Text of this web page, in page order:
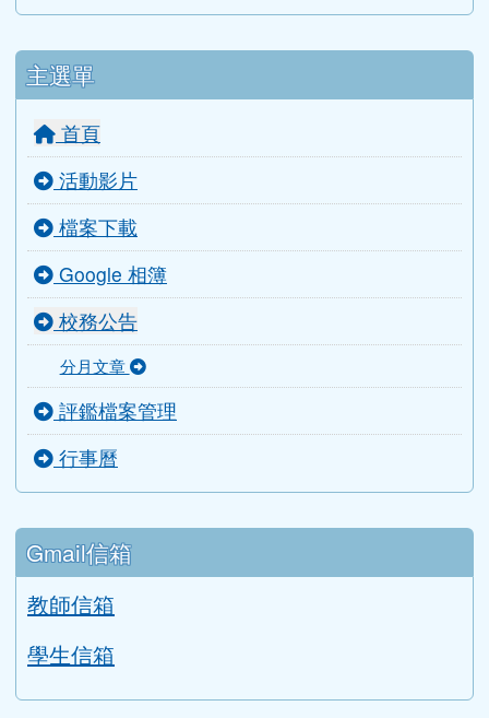
會計室 導師室
主選單
首頁
活動影片
檔案下載
Google 相簿
校務公告
分月文章
評鑑檔案管理
Gmail信箱
教師信箱
學生信箱